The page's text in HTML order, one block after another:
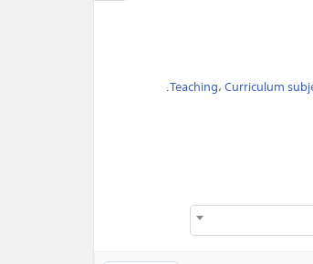
Teaching،Curriculum
.